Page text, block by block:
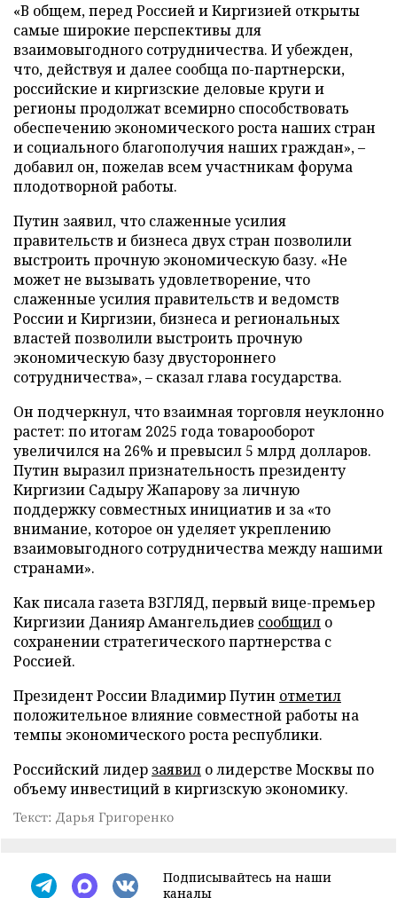
«В общем, перед Россией и Киргизией открыты
самые широкие перспективы для
взаимовыгодного сотрудничества. И убежден,
что, действуя и далее сообща по-партнерски,
российские и киргизские деловые круги и
регионы продолжат всемирно способствовать
обеспечению экономического роста наших стран
и социального благополучия наших граждан», –
добавил он, пожелав всем участникам форума
плодотворной работы.
Путин заявил, что слаженные усилия
правительств и бизнеса двух стран позволили
выстроить прочную экономическую базу. «Не
может не вызывать удовлетворение, что
слаженные усилия правительств и ведомств
России и Киргизии, бизнеса и региональных
властей позволили выстроить прочную
экономическую базу двустороннего
сотрудничества», – сказал глава государства.
Он подчеркнул, что взаимная торговля неуклонно
растет: по итогам 2025 года товарооборот
увеличился на 26% и превысил 5 млрд долларов.
Путин выразил признательность президенту
Киргизии Садыру Жапарову за личную
поддержку совместных инициатив и за «то
внимание, которое он уделяет укреплению
взаимовыгодного сотрудничества между нашими
странами».
Как писала газета ВЗГЛЯД, первый вице-премьер
Киргизии Данияр Амангельдиев сообщил о
сохранении стратегического партнерства с
Россией.
Президент России Владимир Путин отметил
положительное влияние совместной работы на
темпы экономического роста республики.
Российский лидер заявил о лидерстве Москвы по
объему инвестиций в киргизскую экономику.
Текст: Дарья Григоренко
Подписывайтесь на наши
каналы